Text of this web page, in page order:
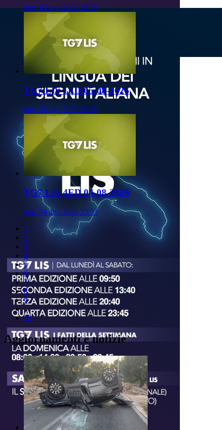
mer, 05 ago 2026 13:50
TG7 LIS 1ED 05-08-2026
mer, 05 ago 2026 09:50
TG7 LIS 4ED 04-08-2026
mar, 04 ago 2026 23:55
1
2
3
4
5
6
7
8
9
..
23
Aggiornamenti e notizie